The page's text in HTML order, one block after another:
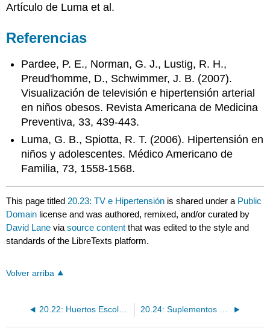
Artículo de Luma et al.
Referencias
Pardee, P. E., Norman, G. J., Lustig, R. H.,
Preud'homme, D., Schwimmer, J. B. (2007).
Visualización de televisión e hipertensión arterial
en niños obesos. Revista Americana de Medicina
Preventiva, 33, 439-443.
Luma, G. B., Spiotta, R. T. (2006). Hipertensión en
niños y adolescentes. Médico Americano de
Familia, 73, 1558-1568.
This page titled 20.23: TV e Hipertensión is shared under a Public
Domain license and was authored, remixed, and/or curated by
David Lane viasource content that was edited to the style and
standards of the LibreTexts platform.
Volver arriba
20.22: Huertos Escolares y Consumo de Hortalizas 20.24: Suplementos dietéticos